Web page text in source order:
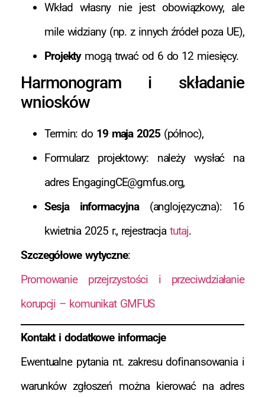
Wkład własny nie jest obowiązkowy, ale
mile widziany (np. z innych źródeł poza UE),
Projektymogą trwać od 6 do 12 miesięcy.
Harmonogram i składanie
wniosków
Termin: do 19 maja 2025(północ),
Formularz projektowy: należy wysłać na
adres EngagingCE@gmfus.org,
Sesja informacyjna(anglojęzyczna): 16
kwietnia 2025 r., rejestracja tutaj.
Szczegółowe wytyczne:
Promowanie przejrzystości i przeciwdziałanie
korupcji – komunikat GMFUS
Kontakt i dodatkowe informacje
Ewentualne pytania nt. zakresu dofinansowania i
warunków zgłoszeń można kierować na adres